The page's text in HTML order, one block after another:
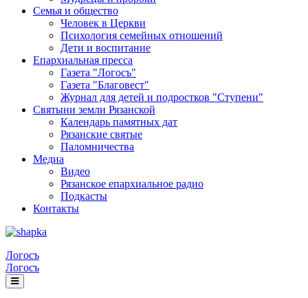
Семья и общество
Человек в Церкви
Психология семейных отношений
Дети и воспитание
Епархиальная пресса
Газета "Логосъ"
Газета "Благовест"
Журнал для детей и подростков "Ступени"
Святыни земли Рязанской
Календарь памятных дат
Рязанские святые
Паломничества
Медиа
Видео
Рязанское епархиальное радио
Подкасты
Контакты
Логосъ
Логосъ